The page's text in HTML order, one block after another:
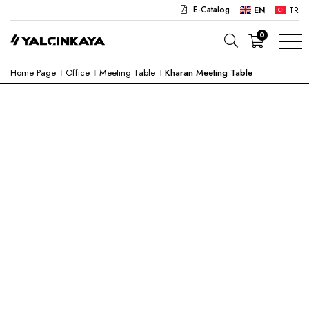
E-Catalog EN TR
SCHOOL
0
Home Page Office Meeting Table Kharan Meeting Table